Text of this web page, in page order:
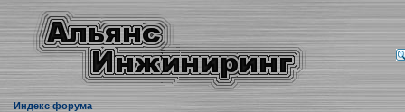
Индекс форума